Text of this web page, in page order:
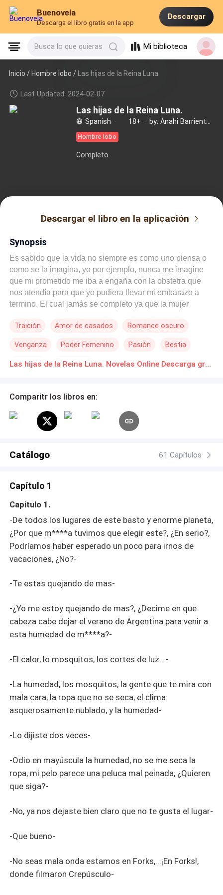
Buenovela
Descarga el libro gratis en la app
Descargar
Busca lo que quieras Mi biblioteca
Inicio /Hombre lobo / Las hijas de la Reina Luna.
Last Updated: 2024-02-07
Las hijas de la Reina Luna.
Spanish · 18+ ·
Hombre lobo
Completo
Descargar el libro en la aplicación
Synopsis
Es sabido que la vida no siempre es como uno piensa o
como se la imagina, yo por ejemplo, nunca me imagine
que mi prometido me iba a engaña con la obstetra que
nos atendía para que yo pudiera llevar mi embarazo a
termino. El cual jamás se completo ya que la mujer
abortos para poder quedarse con ese hombre. Aunque en
pasado desde entonces. Quien diría que unas simples
vacaciones me revelarían el secreto mejor guardado de
Traición Amor de casados Romance oscuro
Venganza Poder Femenino Pasión Bestia
Cazador Licántropo Las hijas de la Reina Luna. Novelas Online Descarga gratuita de PDF
Comparitr los libros en:
Catálogo 61 Capítulos
Capítulo 1
Capitulo 1.
-De todos los lugares de este basto y enorme planeta,
¿Por que m****a tuvimos que elegir este?, ¿En serio?,
Podríamos haber esperado un poco para irnos de
vacaciones, ¿No?-
-Te estas quejando de mas-
-¿Yo me estoy quejando de mas?, ¿Decime en que
cabeza cabe dejar el verano de Argentina para venir a
esta humedad de m****a?-
-El calor, lo mosquitos, los cortes de luz...-
-La humedad, los mosquitos, la gente que te mira con
mala cara, la ropa que no se seca, el clima
asquerosamente nublado, y la humedad-
-Lo dijiste dos veces-
-Odio en mayúscula la humedad, no se me seca la
ropa, mi pelo parece una peluca mal peinada, ¿Quieren
que siga?-
-No, ya nos dejaste bien claro que no te gusta el lugar-
-Que bueno-
-No seas mala onda estamos en Forks,...¡En Forks!,
donde filmaron Crepúsculo-